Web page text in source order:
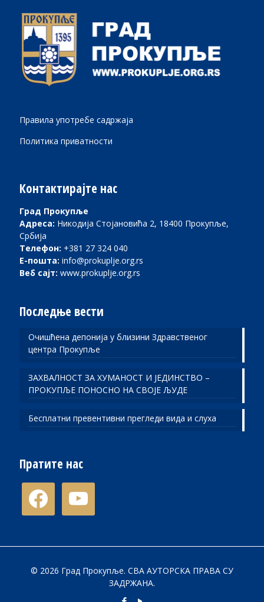
Правила употребе садржаја
Политика приватности
Контактирајте нас
Град Прокупље
Адреса: Никодија Стојановића 2, 18400 Прокупље,
Србија
Телефон: +381 27 324 040
Е-пошта: info@prokuplje.org.rs
Веб сајт: www.prokuplje.org.rs
Последње вести
Очишћена депонија у близини Здравственог
центра Прокупље
ЗАХВАЛНОСТ ЗА ХУМАНОСТ И ЈЕДИНСТВО –
ПРОКУПЉЕ ПОНОСНО НА СВОЈЕ ЉУДЕ
Бесплатни превентивни прегледи вида и слуха
Пратите нас
facebook
© 2026 Град Прокупље. СВА АУТОРСКА ПРАВА СУ
ЗАДРЖАНА.